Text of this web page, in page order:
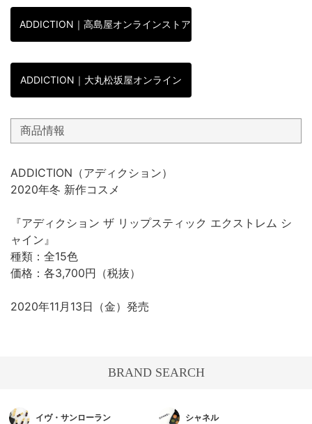
ADDICTION｜高島屋オンラインストア
ADDICTION｜大丸松坂屋オンライン
商品情報
ADDICTION（アディクション）
2020年冬 新作コスメ
『アディクション ザ リップスティック エクストレム シ
ャイン』
種類：全15色
価格：各3,700円（税抜）
2020年11月13日（金）発売
BRAND SEARCH
イヴ・サンローラン シャネル